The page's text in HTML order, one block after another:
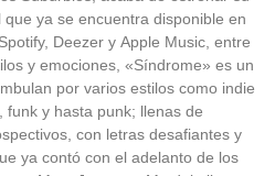
ya se encuentra disponible en
Deezer y Apple Music, entre
y emociones, «Síndrome» es un
por varios estilos como indie
funk y hasta punk; llenas de
con letras desafiantes y
ya contó con el adelanto de los